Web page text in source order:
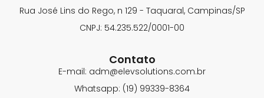
Rua José Lins do Rego, n 129 - Taquaral, Campinas/SP
CNPJ: 54.235.522/0001-00
Contato
E-mail: adm@elevsolutions.com.br
Whatsapp: (19) 99339-8364